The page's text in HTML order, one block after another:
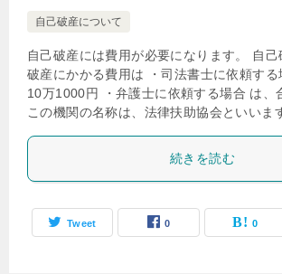
自己破産について
自己破産には費用が必要になります。 自
破産にかかる費用は ・司法書士に依頼す
10万1000円 ・弁護士に依頼する場合 は、
この機関の名称は、法律扶助協会といい
続きを読む
Tweet 0 0